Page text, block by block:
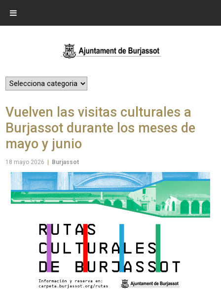
Vuelven las visitas culturales a
Burjassot durante los meses de
mayo y junio
18 mayo 2026 Burjassot